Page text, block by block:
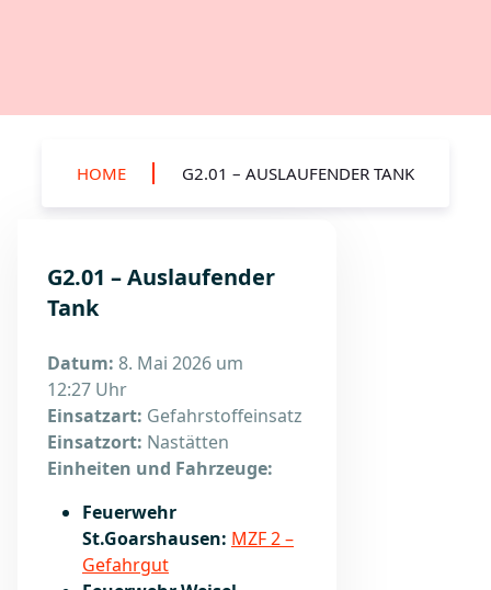
HOME G2.01 – AUSLAUFENDER TANK
G2.01 – Auslaufender
Tank
Datum: 8. Mai 2026 um
12:27 Uhr
Einsatzart: Gefahrstoffeinsatz
Einsatzort: Nastätten
Einheiten und Fahrzeuge:
Feuerwehr
St.Goarshausen: MZF 2 –
Gefahrgut